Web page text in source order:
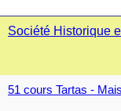
Société Historique
51 cours Tartas -